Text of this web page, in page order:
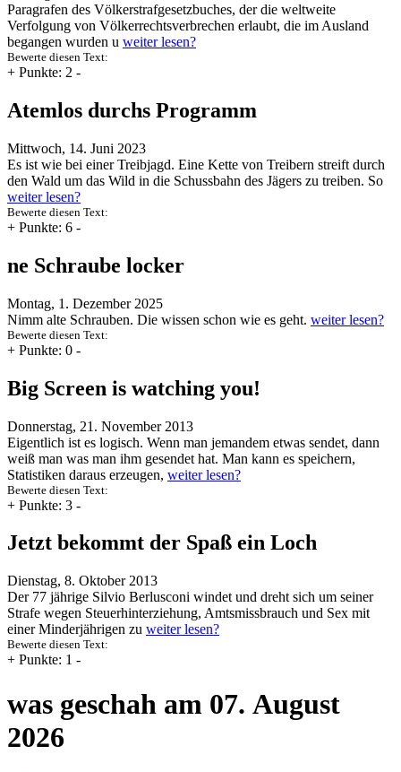
Paragrafen des Völkerstrafgesetzbuches, der die weltweite
Verfolgung von Völkerrechtsverbrechen erlaubt, die im Ausland
begangen wurden u weiter lesen?
Bewerte diesen Text:
+ Punkte: 2 -
Atemlos durchs Programm
Mittwoch, 14. Juni 2023
Es ist wie bei einer Treibjagd. Eine Kette von Treibern streift durch
den Wald um das Wild in die Schussbahn des Jägers zu treiben. So
weiter lesen?
Bewerte diesen Text:
+ Punkte: 6 -
ne Schraube locker
Montag, 1. Dezember 2025
Nimm alte Schrauben. Die wissen schon wie es geht. weiter lesen?
Bewerte diesen Text:
+ Punkte: 0 -
Big Screen is watching you!
Donnerstag, 21. November 2013
Eigentlich ist es logisch. Wenn man jemandem etwas sendet, dann
weiß man was man ihm gesendet hat. Man kann es speichern,
Statistiken daraus erzeugen, weiter lesen?
Bewerte diesen Text:
+ Punkte: 3 -
Jetzt bekommt der Spaß ein Loch
Dienstag, 8. Oktober 2013
Der 77 jährige Silvio Berlusconi windet und dreht sich um seiner
Strafe wegen Steuerhinterziehung, Amtsmissbrauch und Sex mit
einer Minderjährigen zu weiter lesen?
Bewerte diesen Text:
+ Punkte: 1 -
was geschah am 07. August
2026